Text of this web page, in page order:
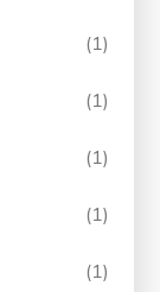
(1)
(1)
(1)
(1)
(1)